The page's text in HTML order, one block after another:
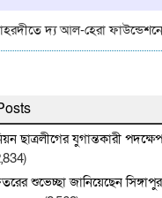
দ্য আল-হেরা ফাউন্ডেশনের কুইক
ছাত্রলীগের যুগান্তকারী
শুভেচ্ছা জানিয়েছেন সিঙ্গাপুর